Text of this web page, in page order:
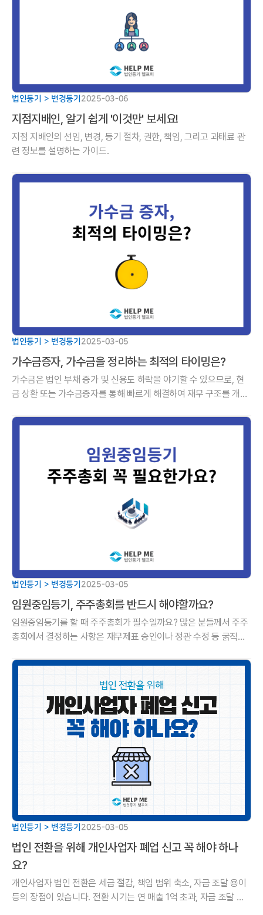
법인등기 > 변경등기 2025-03-06
지점지배인, 알기 쉽게 '이것만' 보세요!
지점 지배인의 선임, 변경, 등기 절차, 권한, 책임, 그리고 과태료 관
련 정보를 설명하는 가이드.
법인등기 > 변경등기 2025-03-05
가수금증자, 가수금을 정리하는 최적의 타이밍은?
가수금은 법인 부채 증가 및 신용도 하락을 야기할 수 있으므로, 현
금 상환 또는 가수금증자를 통해 빠르게 해결하여 재무 구조를 개선
법인등기 > 변경등기 2025-03-05
임원중임등기, 주주총회를 반드시 해야할까요?
임원중임등기를 할 때 주주총회가 필수일까요? 많은 분들께서 주주
총회에서 결정하는 사항은 재무제표 승인이나 정관 수정 등 굵직굵
법인등기 > 변경등기 2025-03-05
법인 전환을 위해 개인사업자 폐업 신고 꼭 해야 하나
요?
개인사업자 법인 전환은 세금 절감, 책임 범위 축소, 자금 조달 용이
등의 장점이 있습니다. 전환 시기는 연 매출 1억 초과, 자금 조달 계